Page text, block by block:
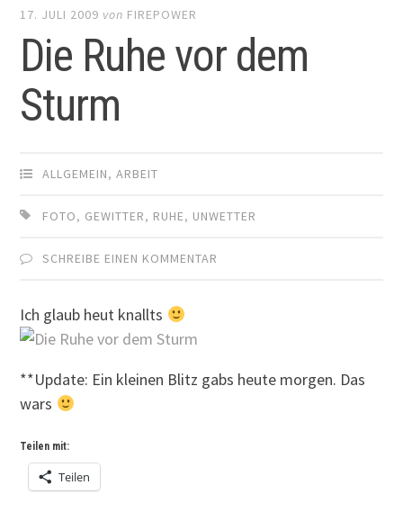
17. JULI 2009 von FIREPOWER
Die Ruhe vor dem
Sturm
ALLGEMEIN,ARBEIT
FOTO, GEWITTER, RUHE, UNWETTER
SCHREIBE EINEN KOMMENTAR
Ich glaub heut knallts
**Update: Ein kleinen Blitz gabs heute morgen. Das
wars
Teilen mit:
Teilen